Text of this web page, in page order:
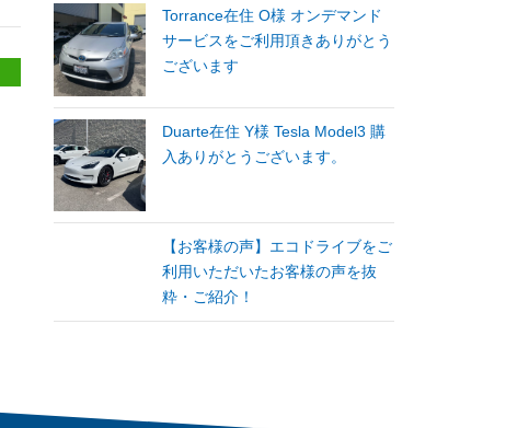
Torrance在住 O様 オンデマンド
サービスをご利用頂きありがとう
ございます
Duarte在住 Y様 Tesla Model3 購
入ありがとうございます。
【お客様の声】エコドライブをご
利用いただいたお客様の声を抜
粋・ご紹介！